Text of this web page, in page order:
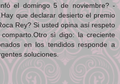
el domingo 5 de noviembre? -
que declarar desierto el premio
Rey? Si usted opina así respeto
sì digo: la creciente
en los tendidos responde a
soluciones.